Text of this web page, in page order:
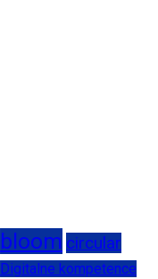
bloom circular
Digitalne kompetence